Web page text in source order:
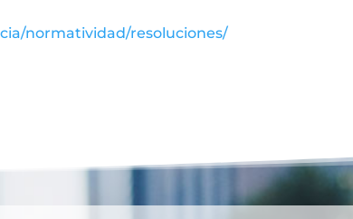
normatividad/resoluciones/